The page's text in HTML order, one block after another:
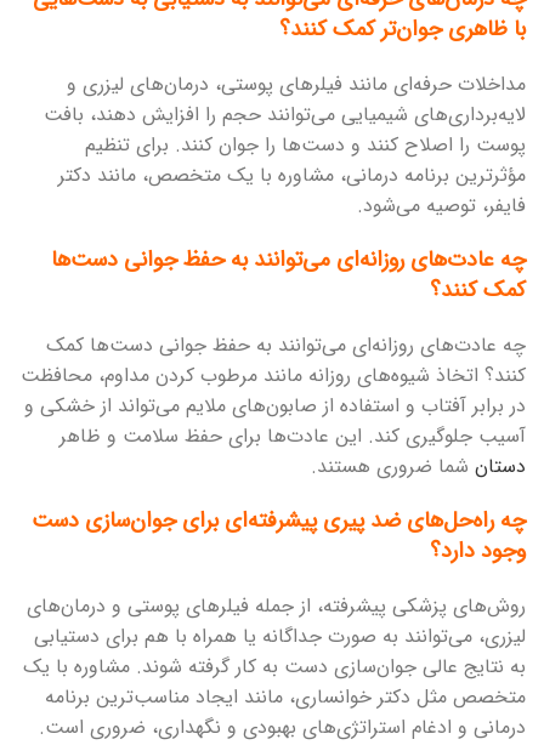
با ظاهری جوان‌تر کمک کنند؟
مداخلات حرفه‌ای مانند فیلرهای پوستی، درمان‌های لیزری و
لایه‌برداری‌های شیمیایی می‌توانند حجم را افزایش دهند، بافت
پوست را اصلاح کنند و دست‌ها را جوان کنند. برای تنظیم
مؤثرترین برنامه درمانی، مشاوره با یک متخصص، مانند دکتر
فایفر، توصیه می‌شود.
چه عادت‌های روزانه‌ای می‌توانند به حفظ جوانی دست‌ها
کمک کنند؟
چه عادت‌های روزانه‌ای می‌توانند به حفظ جوانی دست‌ها کمک
کنند؟ اتخاذ شیوه‌های روزانه مانند مرطوب کردن مداوم، محافظت
در برابر آفتاب و استفاده از صابون‌های ملایم می‌تواند از خشکی و
آسیب جلوگیری کند. این عادت‌ها برای حفظ سلامت و ظاهر
دستان شما ضروری هستند.
چه راه‌حل‌های ضد پیری پیشرفته‌ای برای جوان‌سازی دست
وجود دارد؟
روش‌های پزشکی پیشرفته، از جمله فیلرهای پوستی و درمان‌های
لیزری، می‌توانند به صورت جداگانه یا همراه با هم برای دستیابی
به نتایج عالی جوان‌سازی دست به کار گرفته شوند. مشاوره با یک
متخصص مثل دکتر خوانساری، مانند ایجاد مناسب‌ترین برنامه
درمانی و ادغام استراتژی‌های بهبودی و نگهداری، ضروری است.